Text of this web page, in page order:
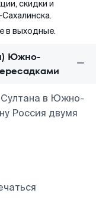
скидки и
в выходные.
Южно-
в Южно-
Россия двумя